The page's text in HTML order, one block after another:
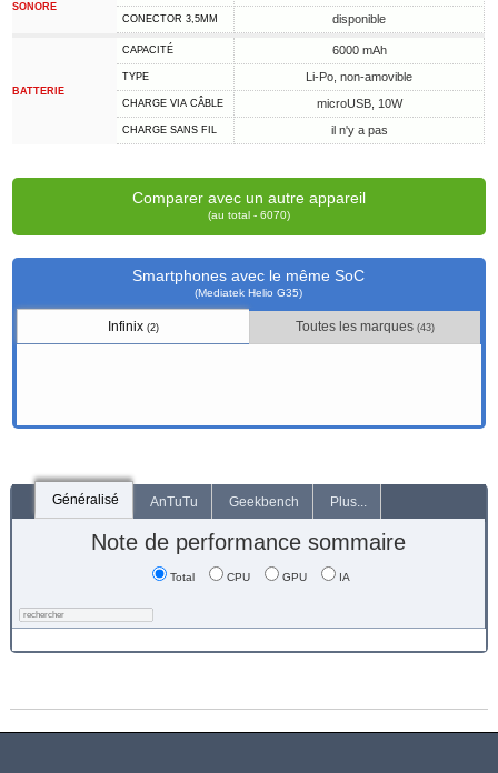
SONORE
CONECTOR 3,5MM disponible
BATTERIE
CAPACITÉ 6000 mAh
TYPE Li-Po, non-amovible
CHARGE VIA CÂBLE microUSB, 10W
CHARGE SANS FIL il n'y a pas
Comparer avec un autre appareil
(au total - 6070)
Smartphones avec le même SoC
(Mediatek Helio G35)
Infinix(2) Toutes les marques(43)
Généralisé AnTuTu Geekbench Plus...
Note de performance sommaire
Total CPU GPU IA